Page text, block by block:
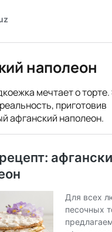
наполеон
мечтает о торте.
приготовив
афганский наполеон.